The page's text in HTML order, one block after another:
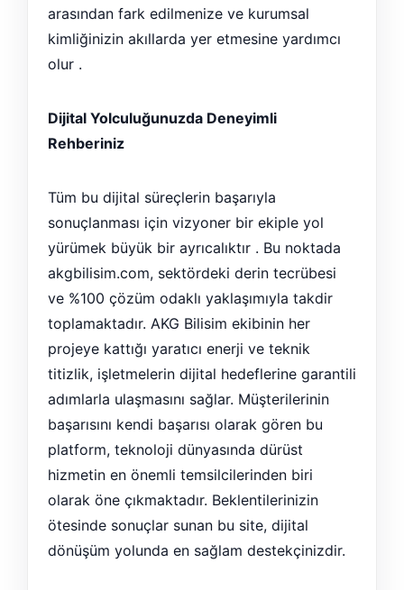
arasından fark edilmenize ve kurumsal
kimliğinizin akıllarda yer etmesine yardımcı
olur .
Dijital Yolculuğunuzda Deneyimli
Rehberiniz
Tüm bu dijital süreçlerin başarıyla
sonuçlanması için vizyoner bir ekiple yol
yürümek büyük bir ayrıcalıktır . Bu noktada
akgbilisim.com, sektördeki derin tecrübesi
ve %100 çözüm odaklı yaklaşımıyla takdir
toplamaktadır. AKG Bilisim ekibinin her
projeye kattığı yaratıcı enerji ve teknik
titizlik, işletmelerin dijital hedeflerine garantili
adımlarla ulaşmasını sağlar. Müşterilerinin
başarısını kendi başarısı olarak gören bu
platform, teknoloji dünyasında dürüst
hizmetin en önemli temsilcilerinden biri
olarak öne çıkmaktadır. Beklentilerinizin
ötesinde sonuçlar sunan bu site, dijital
dönüşüm yolunda en sağlam destekçinizdir.